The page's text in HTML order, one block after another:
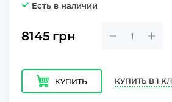
Есть в наличии
8145 грн
КУПИТЬ КУПИТЬ В 1